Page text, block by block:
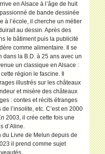
en Alsace à l’âge de huit
de bande dessinée
à l’école, il cherche un métier
au dessin. Après des
le bâtiment puis la publicité
comme alimentaire. Il se
dans la B.D. à 25 ans avec un
un classique en Alsace :
région le fascine. Il
illustrés sur les châteaux
et misère des châteaux
: contes et récits étranges
l’insolite, etc. C’est en 2000
2003, il crée cette fois une
d’Aline.
Livre de Melun depuis de
il prend comme sujet